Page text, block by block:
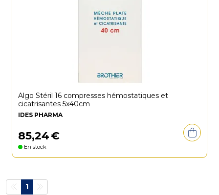
Algo Stéril 16 compresses hémostatiques et
cicatrisantes 5x40cm
IDES PHARMA
85,24€
En stock
1